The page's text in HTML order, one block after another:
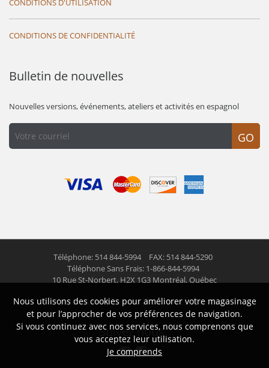
CONDITIONS D'UTILISATION
CONDITIONS DE CONFIDENTIALITÉ
Bulletin de nouvelles
Nouvelles versions, événements, ateliers et activités en espagnol
GO
Téléphone: 514 844-5994
FAX: 514 844-5290
Téléphone Sans Frais: 1-866-844-5994
10 Rue St-Norbert, H2X 1G3 Montréal, Québec
© 2026 Las Americas inc. Tous droits réservés
Suivez nous
Nous utilisons des cookies pour améliorer votre magasinage
et pour l’approcher de vos préférences de navigation.
Si vous continuez avec nos services, nous comprenons que
vous acceptez leur utilisation.
Je comprends